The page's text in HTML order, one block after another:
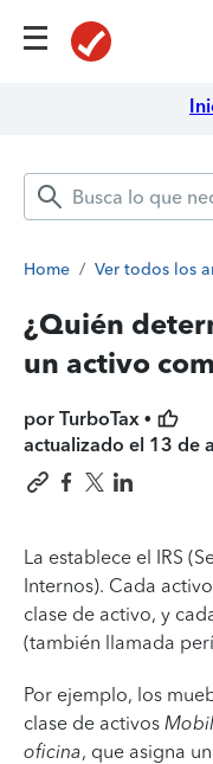
Home / Ver todos los
¿Quién
un activo
por TurboTax •
actualizado el 13 de
La establece el IRS
Internos). Cada
clase de activo, y
(también llamada
Por ejemplo, los
clase de activos
oficina, que asigna